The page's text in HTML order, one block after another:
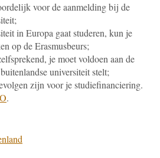
voor de aanmelding bij de
in Europa gaat studeren, kun je
op de Erasmusbeurs;
je moet voldoen aan de
universiteit stelt;
zijn voor je studiefinanciering.
.